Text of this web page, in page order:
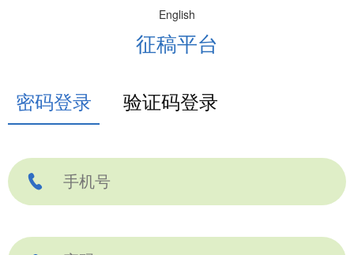
English
征稿平台
密码登录 验证码登录
